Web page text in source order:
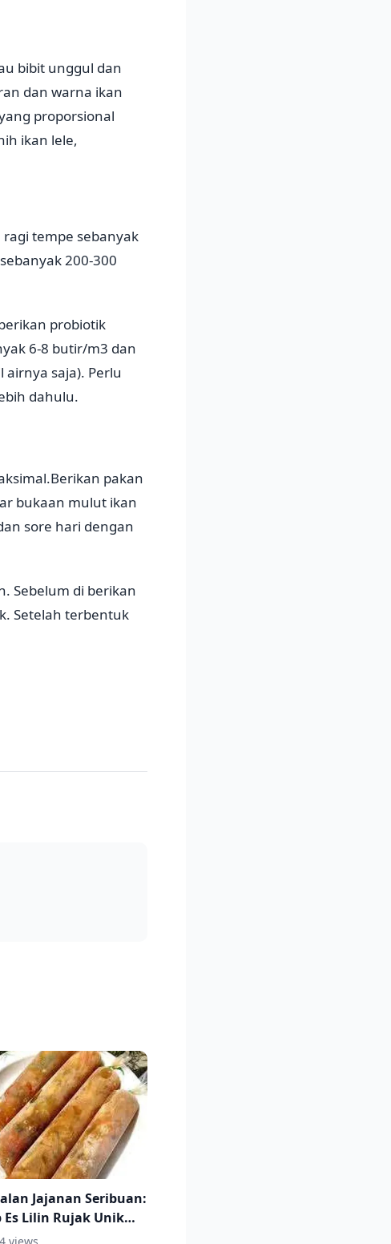
bibit unggul dan
dan warna ikan
proporsional
ikan lele,
tempe sebanyak
200-300
probiotik
6-8 butir/m3 dan
saja). Perlu
dahulu.
pakan
bukaan mulut ikan
sore hari dengan
Sebelum di berikan
Setelah terbentuk
Jajanan Seribuan:
Es Lilin Rujak Unik